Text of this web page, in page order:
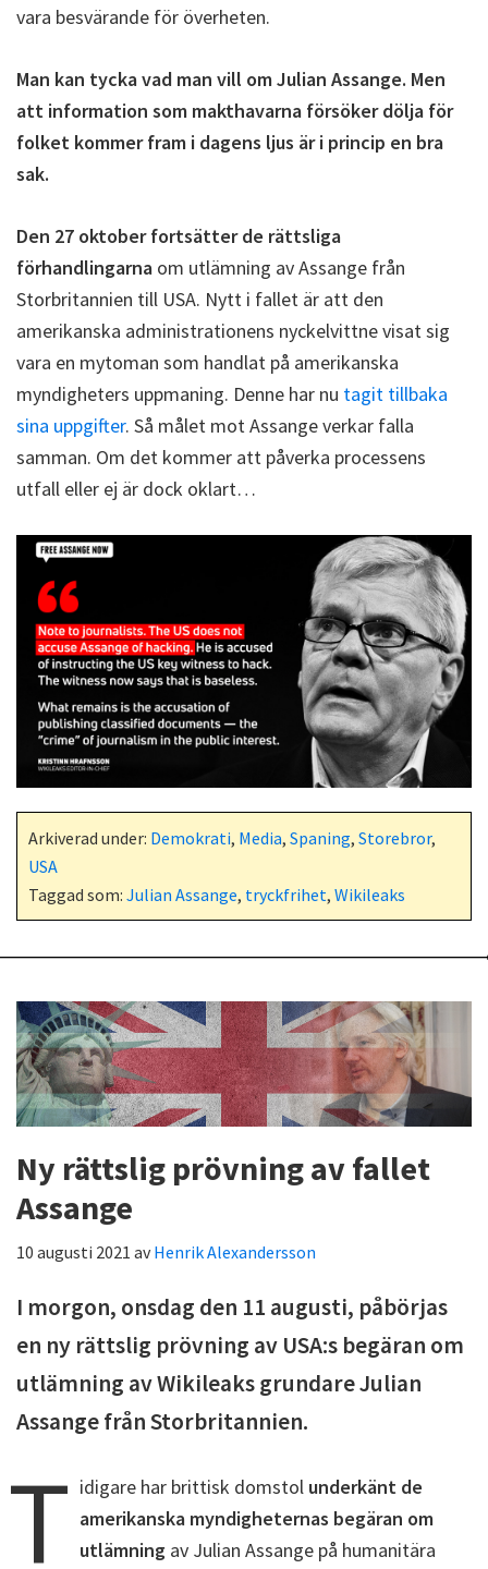
vara besvärande för överheten.
Man kan tycka vad man vill om Julian Assange. Men
att information som makthavarna försöker dölja för
folket kommer fram i dagens ljus är i princip en bra
sak.
Den 27 oktober fortsätter de rättsliga
förhandlingarna om utlämning av Assange från
Storbritannien till USA. Nytt i fallet är att den
amerikanska administrationens nyckelvittne visat sig
vara en mytoman som handlat på amerikanska
myndigheters uppmaning. Denne har nu tagit tillbaka
sina uppgifter. Så målet mot Assange verkar falla
samman. Om det kommer att påverka processens
utfall eller ej är dock oklart…
Arkiverad under: Demokrati, Media, Spaning, Storebror,
USA
Taggad som: Julian Assange, tryckfrihet, Wikileaks
Ny rättslig prövning av fallet
Assange
10 augusti 2021 avHenrik Alexandersson
I morgon, onsdag den 11 augusti, påbörjas
en ny rättslig prövning av USA:s begäran om
utlämning av Wikileaks grundare Julian
Assange från Storbritannien.
T idigare har brittisk domstol underkänt de
amerikanska myndigheternas begäran om
utlämning av Julian Assange på humanitära